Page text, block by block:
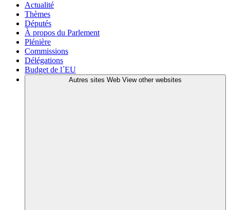
Actualité
Thèmes
Députés
À propos du Parlement
Plénière
Commissions
Délégations
Budget de l´EU
Autres sites Web View other websites